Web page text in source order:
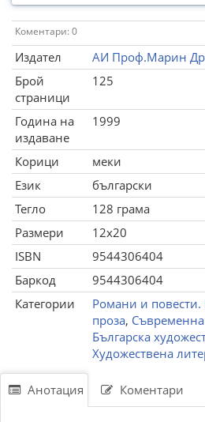
Коментари: 0
Издател
АИ Проф.Марин
Брой
страници
125
Година на
издаване
1999
Корици
меки
Език
български
Тегло
128 грама
Размери
12x20
ISBN
9544306404
Баркод
9544306404
Категории
Романи и повести.
проза, Съвременна
Българска
Художествена
Анотация Коментари